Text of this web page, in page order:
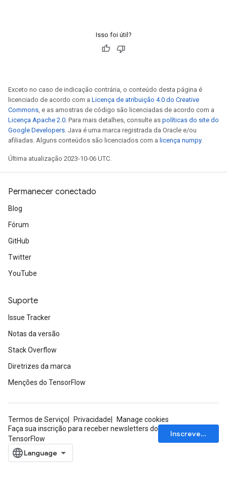
Isso foi útil?
Exceto no caso de indicação contrária, o conteúdo desta página é
licenciado de acordo com a Licença de atribuição 4.0 do Creative
Commons, e as amostras de código são licenciadas de acordo com a
Licença Apache 2.0. Para mais detalhes, consulte as políticas do site do
Google Developers. Java é uma marca registrada da Oracle e/ou
afiliadas. Alguns conteúdos são licenciados com a licença numpy.
Última atualização 2023-10-06 UTC.
Permanecer conectado
Blog
Fórum
GitHub
Twitter
YouTube
Suporte
Issue Tracker
Notas da versão
Stack Overflow
Diretrizes da marca
Menções do TensorFlow
Termos de Serviço Privacidade
Manage cookies
Faça sua inscrição para receber newsletters do
TensorFlow
Inscrever-se